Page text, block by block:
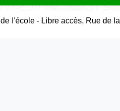
l’école - Libre accès, Rue de la